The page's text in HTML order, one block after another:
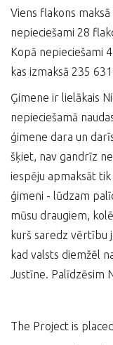
Viens flakons
nepieciešami 28
Kopā nepieciešami
kas izmaksā 235
Ģimene ir lielākais
nepieciešamā
ģimene dara un
šķiet, nav gandrīz
iespēju apmaksāt
ģimeni - lūdzam
mūsu draugiem,
kurš saredz vērtību
kad valsts diemžēl
Justīne. Palīdzēsim
The Project is